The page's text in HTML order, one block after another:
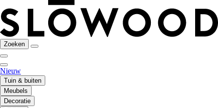
Zoeken
Nieuw
Tuin & buiten
Meubels
Decoratie